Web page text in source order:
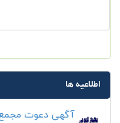
اطلاعیه ها
آگهی دعوت مجمع